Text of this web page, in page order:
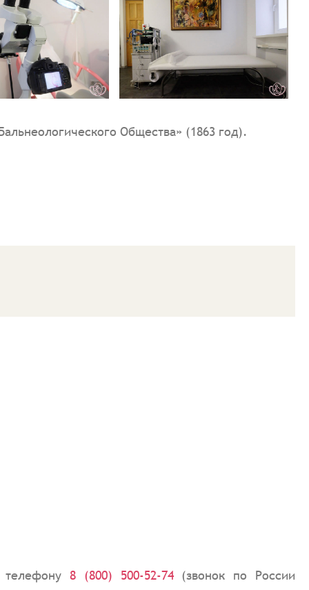
Общества» (1863 год).
телефону 8 (800) 500-52-74(звонок по России